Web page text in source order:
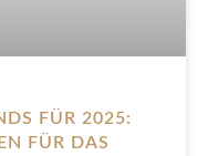
FÜR 2025:
FÜR DAS